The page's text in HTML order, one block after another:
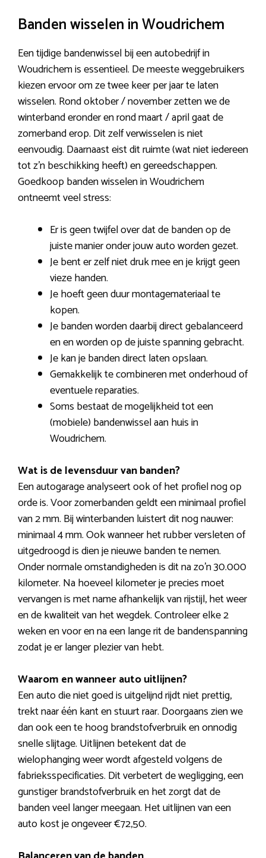
Banden wisselen in Woudrichem
Een tijdige bandenwissel bij een autobedrijf in
Woudrichem is essentieel. De meeste weggebruikers
kiezen ervoor om ze twee keer per jaar te laten
wisselen. Rond oktober / november zetten we de
winterband eronder en rond maart / april gaat de
zomerband erop. Dit zelf verwisselen is niet
eenvoudig. Daarnaast eist dit ruimte (wat niet iedereen
tot z’n beschikking heeft) en gereedschappen.
Goedkoop banden wisselen in Woudrichem
ontneemt veel stress:
Er is geen twijfel over dat de banden op de
juiste manier onder jouw auto worden gezet.
Je bent er zelf niet druk mee en je krijgt geen
vieze handen.
Je hoeft geen duur montagemateriaal te
kopen.
Je banden worden daarbij direct gebalanceerd
en en worden op de juiste spanning gebracht.
Je kan je banden direct laten opslaan.
Gemakkelijk te combineren met onderhoud of
eventuele reparaties.
Soms bestaat de mogelijkheid tot een
(mobiele) bandenwissel aan huis in
Woudrichem.
Wat is de levensduur van banden?
Een autogarage analyseert ook of het profiel nog op
orde is. Voor zomerbanden geldt een minimaal profiel
van 2 mm. Bij winterbanden luistert dit nog nauwer:
minimaal 4 mm. Ook wanneer het rubber versleten of
uitgedroogd is dien je nieuwe banden te nemen.
Onder normale omstandigheden is dit na zo’n 30.000
kilometer. Na hoeveel kilometer je precies moet
vervangen is met name afhankelijk van rijstijl, het weer
en de kwaliteit van het wegdek. Controleer elke 2
weken en voor en na een lange rit de bandenspanning
zodat je er langer plezier van hebt.
Waarom en wanneer auto uitlijnen?
Een auto die niet goed is uitgelijnd rijdt niet prettig,
trekt naar één kant en stuurt raar. Doorgaans zien we
dan ook een te hoog brandstofverbruik en onnodig
snelle slijtage. Uitlijnen betekent dat de
wielophanging weer wordt afgesteld volgens de
fabrieksspecificaties. Dit verbetert de wegligging, een
gunstiger brandstofverbruik en het zorgt dat de
banden veel langer meegaan. Het uitlijnen van een
auto kost je ongeveer €72,50.